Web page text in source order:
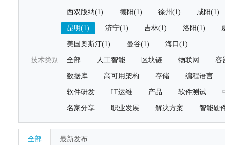
西双版纳(1) 德阳(1) 徐州(1) 咸阳(1)
昆明(1) 济宁(1) 吉林(1) 洛阳(1)
美国奥斯汀(1) 曼谷(1) 海口(1)
技术类别 全部 人工智能 区块链 物联网 容
数据库 高可用架构 存储 编程语言
软件研发 IT运维 产品 软件测试
名家分享 职业发展 解决方案 智能硬
全部 最新发布